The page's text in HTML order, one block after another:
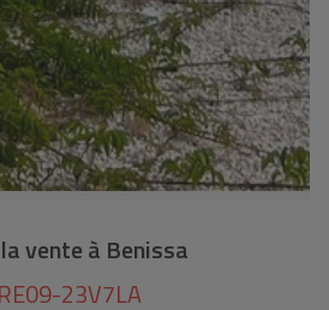
vente à Benissa
RE09-23V7LA